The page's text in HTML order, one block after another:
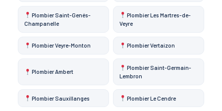
Plombier Saint-Genés-
Champanelle
Plombier Les Martres-de-
Veyre
Plombier Veyre-Monton Plombier Vertaizon
Plombier Ambert
Plombier Saint-Germain-
Lembron
Plombier Sauxillanges Plombier Le Cendre